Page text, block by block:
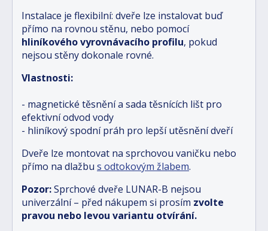
Instalace je flexibilní: dveře lze instalovat buď
přímo na rovnou stěnu, nebo pomocí
hliníkového vyrovnávacího profilu, pokud
nejsou stěny dokonale rovné.
Vlastnosti:
- magnetické těsnění a sada těsnících lišt pro
efektivní odvod vody
- hliníkový spodní práh pro lepší utěsnění dveří
Dveře lze montovat na sprchovou vaničku nebo
přímo na dlažbu s odtokovým žlabem.
Pozor:Sprchové dveře LUNAR-B nejsou
univerzální – před nákupem si prosím zvolte
pravou nebo levou variantu otvírání.